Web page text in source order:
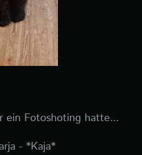
ein Fotoshoting hatte...
- *Kaja*